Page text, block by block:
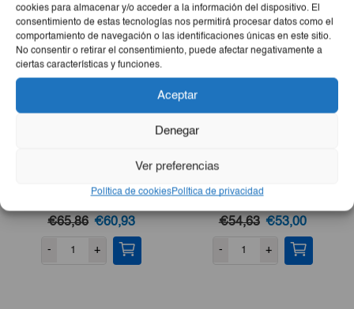
cookies para almacenar y/o acceder a la información del dispositivo. El
consentimiento de estas tecnologías nos permitirá procesar datos como el
comportamiento de navegación o las identificaciones únicas en este sitio.
No consentir o retirar el consentimiento, puede afectar negativamente a
ciertas características y funciones.
Aceptar
Denegar
Ver preferencias
Política de cookiesPolítica de privacidad
€65,86 El
precio
original
€60,93El
precio
- +
Plus
€54,63 El
precio
original
€53,00El
precio
- +